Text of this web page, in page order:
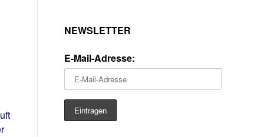
NEWSLETTER
E-Mail-Adresse: